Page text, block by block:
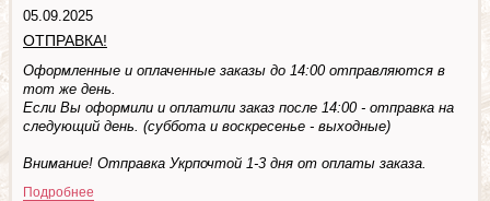
05.09.2025
ОТПРАВКА!
Оформленные и оплаченные заказы до 14:00 отправляются в
тот же день.
Если Вы оформили и оплатили заказ после 14:00 - отправка на
следующий день. (суббота и воскресенье - выходные)
Внимание! Отправка Укрпочтой 1-3 дня от оплаты заказа.
Подробнее